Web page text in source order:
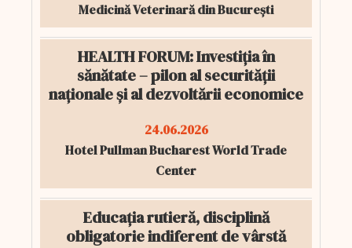
Medicină Veterinară din București
HEALTH FORUM: Investiția în
sănătate – pilon al securității
naționale și al dezvoltării economice
24.06.2026
Hotel Pullman Bucharest World Trade
Center
Educația rutieră, disciplină
obligatorie indiferent de vârstă